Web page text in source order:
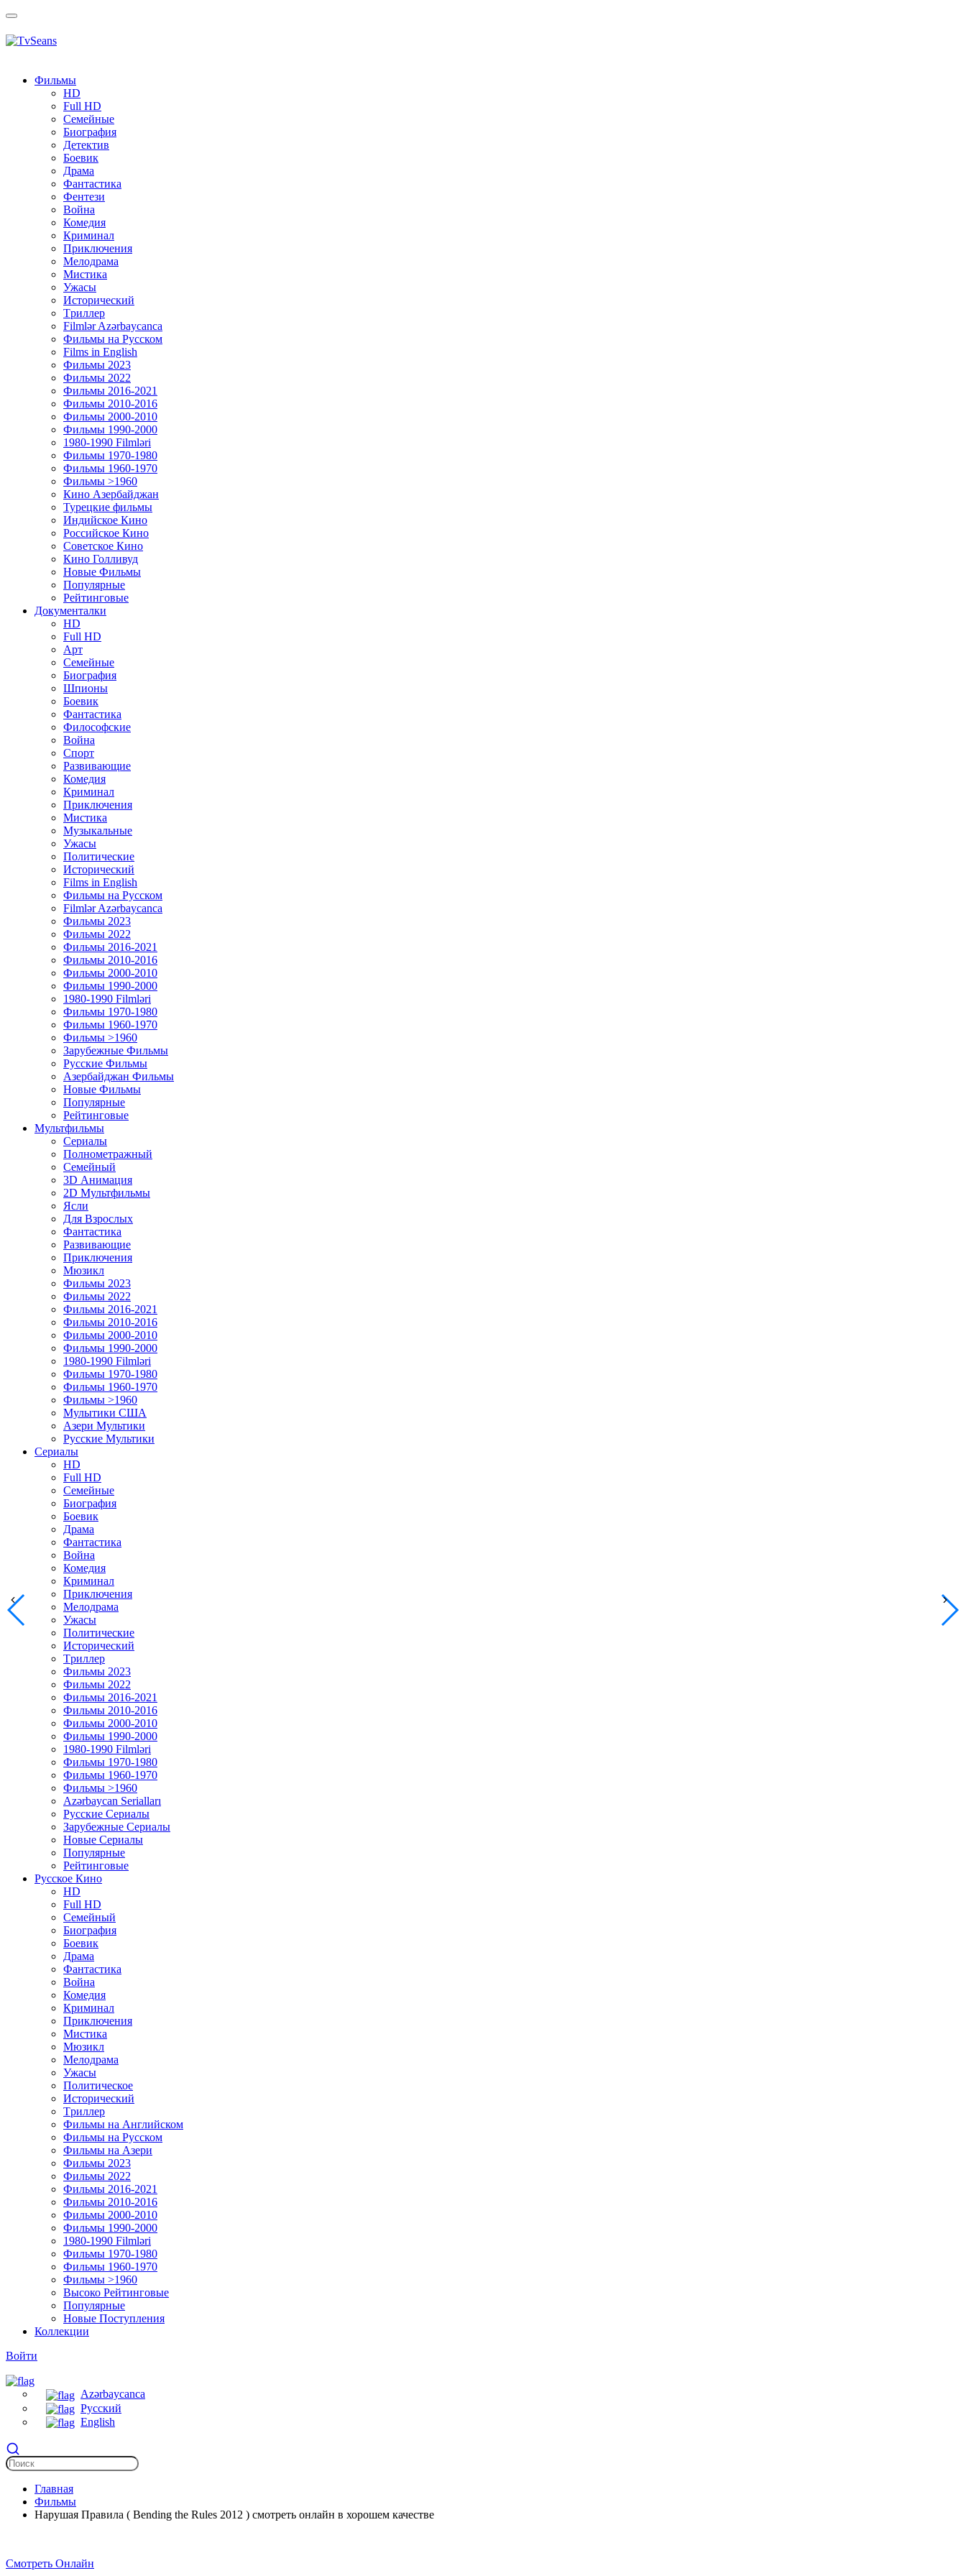
Toggle
Фильмы
HD
Full HD
Семейные
Биография
Детектив
Боевик
Драма
Фантастика
Фентези
Война
Комедия
Криминал
Приключения
Мелодрама
Мистика
Ужасы
Исторический
Tриллер
Filmlər Azərbaycanca
Фильмы на Русском
Films in English
Фильмы 2023
Фильмы 2022
Фильмы 2016-2021
Фильмы 2010-2016
Фильмы 2000-2010
Фильмы 1990-2000
1980-1990 Filmləri
Фильмы 1970-1980
Фильмы 1960-1970
Фильмы >1960
Кино Азербайджан
Турецкие фильмы
Индийское Кино
Российское Кино
Советское Кино
Кино Голливуд
Новые Фильмы
Популярные
Рейтинговые
Документалки
HD
Full HD
Арт
Семейные
Биография
Шпионы
Боевик
Фантастика
Философские
Война
Спорт
Развивающие
Комедия
Криминал
Приключения
Мистика
Музыкальные
Ужасы
Политические
Исторический
Films in English
Фильмы на Русском
Filmlər Azərbaycanca
Фильмы 2023
Фильмы 2022
Фильмы 2016-2021
Фильмы 2010-2016
Фильмы 2000-2010
Фильмы 1990-2000
1980-1990 Filmləri
Фильмы 1970-1980
Фильмы 1960-1970
Фильмы >1960
Зарубежные Фильмы
Русские Фильмы
Азербайджан Фильмы
Новые Фильмы
Популярные
Рейтинговые
Мультфильмы
Сериалы
Полнометражный
Семейный
3D Анимация
2D Мультфильмы
Ясли
Для Взрослых
Фантастика
Развивающие
Приключения
Мюзикл
Фильмы 2023
Фильмы 2022
Фильмы 2016-2021
Фильмы 2010-2016
Фильмы 2000-2010
Фильмы 1990-2000
1980-1990 Filmləri
Фильмы 1970-1980
Фильмы 1960-1970
Фильмы >1960
Мулытики США
Азери Мультики
Русские Мультики
Сериалы
HD
Full HD
Семейные
Биография
Боевик
Драма
Фантастика
Война
Комедия
Криминал
Приключения
Мелодрама
Ужасы
Политические
Исторический
Tриллер
Фильмы 2023
Фильмы 2022
Фильмы 2016-2021
Фильмы 2010-2016
Фильмы 2000-2010
Фильмы 1990-2000
1980-1990 Filmləri
Фильмы 1970-1980
Фильмы 1960-1970
Фильмы >1960
Azərbaycan Serialları
Русские Сериалы
Зарубежные Сериалы
Новые Сериалы
Популярные
Рейтинговые
Русское Кино
HD
Full HD
Семейный
Биография
Боевик
Драма
Фантастика
Война
Комедия
Криминал
Приключения
Мистика
Мюзикл
Мелодрама
Ужасы
Политическое
Исторический
Tриллер
Фильмы на Английском
Фильмы на Русском
Фильмы на Азери
Фильмы 2023
Фильмы 2022
Фильмы 2016-2021
Фильмы 2010-2016
Фильмы 2000-2010
Фильмы 1990-2000
1980-1990 Filmləri
Фильмы 1970-1980
Фильмы 1960-1970
Фильмы >1960
Высоко Рейтинговые
Популярные
Новые Поступления
Коллекции
Войти
Azərbaycanca
Русский
English
Главная
Фильмы
Нарушая Правила ( Bending the Rules 2012 ) смотреть онлайн в хорошем качестве
Смотреть Онлайн